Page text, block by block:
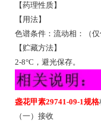
【药理性质】
【用法】
色谱条件：流动相：（
【贮藏方法】
2-8°C，避光保存。
盏花甲素29741-09-1规格
（一）接收